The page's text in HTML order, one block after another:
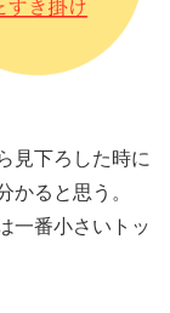
見下ろした時に
かると思う。
一番小さいトッ